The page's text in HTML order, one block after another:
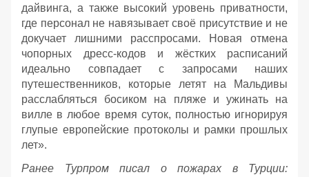
дайвинга, а также высокий уровень приватности,
где персонал не навязывает своё присутствие и не
докучает лишними расспросами. Новая отмена
чопорных дресс-кодов и жёстких расписаний
идеально совпадает с запросами наших
путешественников, которые летят на Мальдивы
расслабляться босиком на пляже и ужинать на
вилле в любое время суток, полностью игнорируя
глупые европейские протоколы и рамки прошлых
лет».
Ранее Турпром писал о пожарах в Турции: